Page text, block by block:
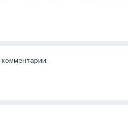
комментарии.